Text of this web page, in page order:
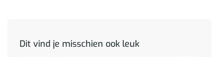
Dit vind je misschien ook leuk